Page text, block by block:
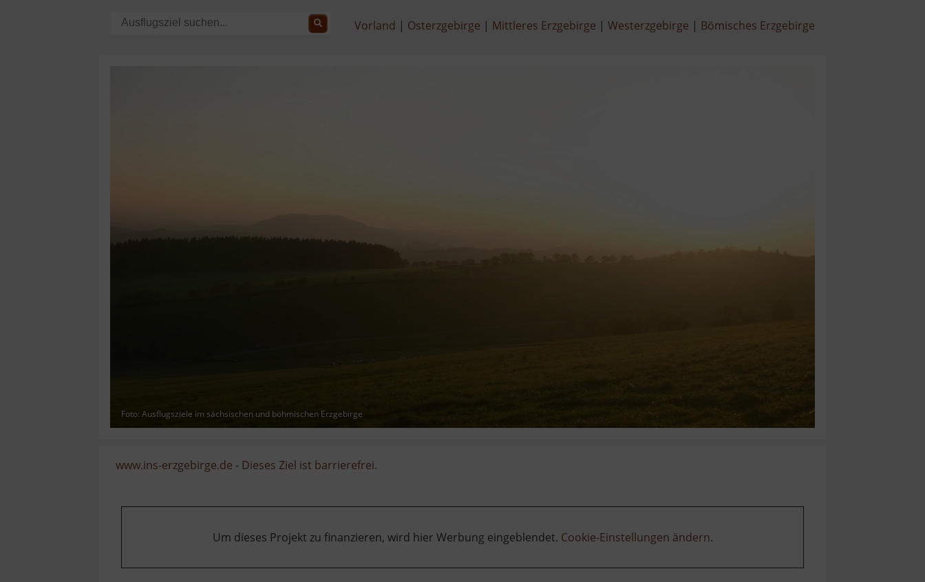
Vorland Osterzgebirge Mittleres Erzgebirge Westerzgebirge Bömisches Erzgebirge
Foto: Ausflugsziele im sächsischen und böhmischen Erzgebirge
www.ins-erzgebirge.de - Dieses Ziel ist barrierefrei.
Um dieses Projekt zu finanzieren, wird hier Werbung eingeblendet. Cookie-Einstellungen ändern.